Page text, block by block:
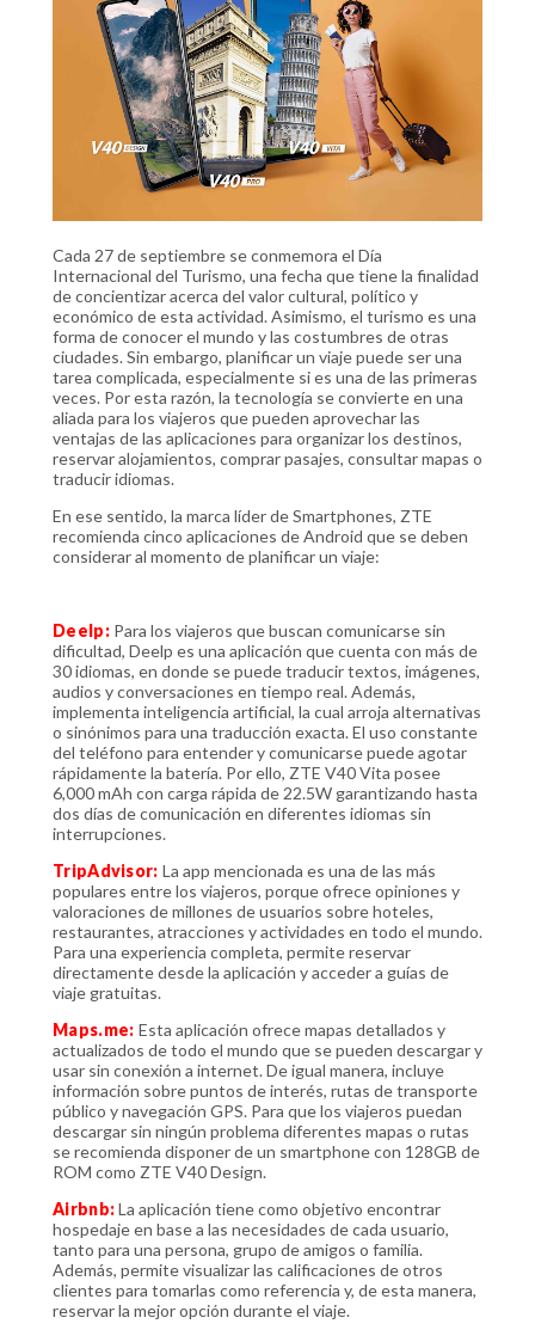
Cada 27 de septiembre se conmemora el Día
Internacional del Turismo, una fecha que tiene la finalidad
de concientizar acerca del valor cultural, político y
económico de esta actividad. Asimismo, el turismo es una
forma de conocer el mundo y las costumbres de otras
ciudades. Sin embargo, planificar un viaje puede ser una
tarea complicada, especialmente si es una de las primeras
veces. Por esta razón, la tecnología se convierte en una
aliada para los viajeros que pueden aprovechar las
ventajas de las aplicaciones para organizar los destinos,
reservar alojamientos, comprar pasajes, consultar mapas o
traducir idiomas.
En ese sentido, la marca líder de Smartphones, ZTE
recomienda cinco aplicaciones de Android que se deben
considerar al momento de planificar un viaje:
Deelp:Para los viajeros que buscan comunicarse sin
dificultad, Deelp es una aplicación que cuenta con más de
30 idiomas, en donde se puede traducir textos, imágenes,
audios y conversaciones en tiempo real. Además,
implementa inteligencia artificial, la cual arroja alternativas
o sinónimos para una traducción exacta. El uso constante
del teléfono para entender y comunicarse puede agotar
rápidamente la batería. Por ello, ZTE V40 Vita posee
6,000 mAh con carga rápida de 22.5W garantizando hasta
dos días de comunicación en diferentes idiomas sin
interrupciones.
TripAdvisor: La app mencionada es una de las más
populares entre los viajeros, porque ofrece opiniones y
valoraciones de millones de usuarios sobre hoteles,
restaurantes, atracciones y actividades en todo el mundo.
Para una experiencia completa, permite reservar
directamente desde la aplicación y acceder a guías de
viaje gratuitas.
Maps.me: Esta aplicación ofrece mapas detallados y
actualizados de todo el mundo que se pueden descargar y
usar sin conexión a internet. De igual manera, incluye
información sobre puntos de interés, rutas de transporte
público y navegación GPS. Para que los viajeros puedan
descargar sin ningún problema diferentes mapas o rutas
se recomienda disponer de un smartphone con 128GB de
ROM como ZTE V40 Design.
Airbnb:La aplicación tiene como objetivo encontrar
hospedaje en base a las necesidades de cada usuario,
tanto para una persona, grupo de amigos o familia.
Además, permite visualizar las calificaciones de otros
clientes para tomarlas como referencia y, de esta manera,
reservar la mejor opción durante el viaje.